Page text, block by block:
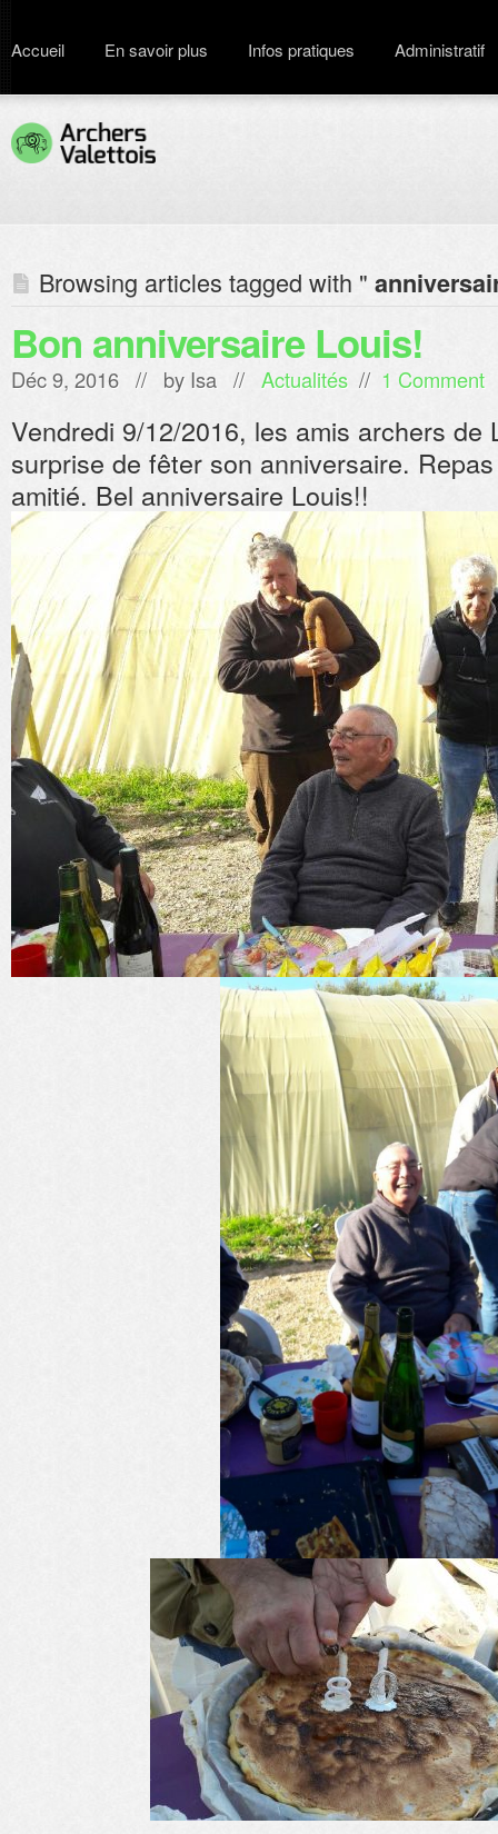
Accueil En savoir plus Infos pratiques Administratif
Browsing articles tagged with "
Bon anniversaire Louis!
Déc 9, 2016 // by Isa // Actualités // 1 Comment
Vendredi 9/12/2016, les amis archers de
surprise de fêter son anniversaire.
amitié. Bel anniversaire Louis!!